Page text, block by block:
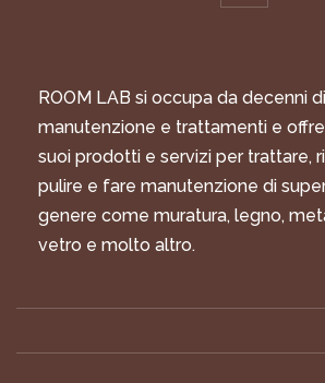
ROOM LAB si occupa da decenni
manutenzione e trattamenti e
suoi prodotti e servizi per trattare,
pulire e fare manutenzione di
genere come muratura, legno,
vetro e molto altro.